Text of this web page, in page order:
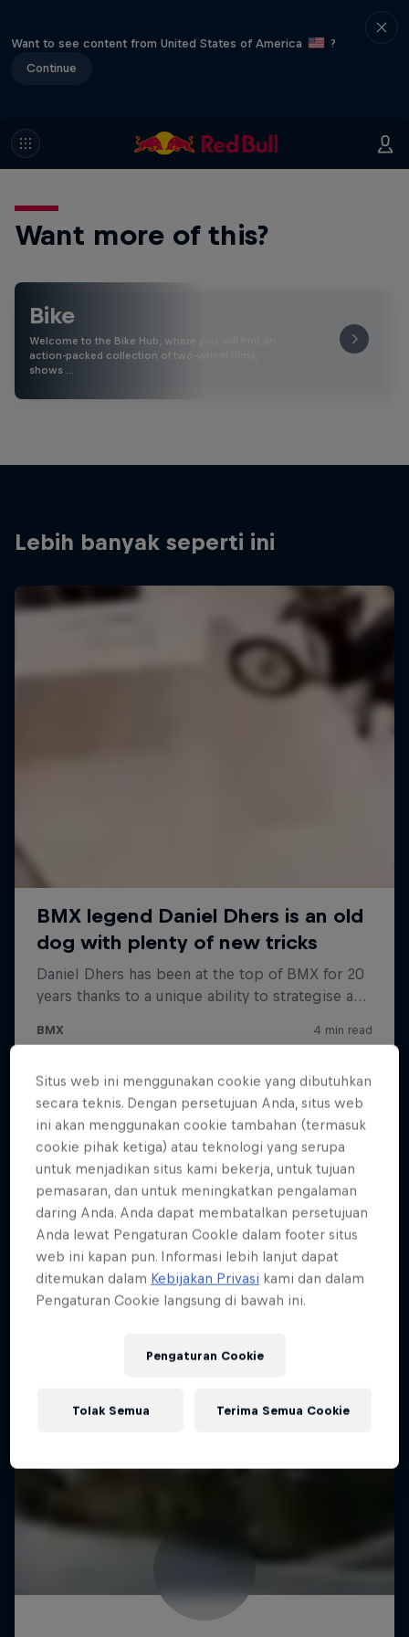
Want to see content from United States of America
?
Continue
Want more of this?
Bike
Welcome to the Bike Hub, where you will find an
action-packed collection of two-wheel films,
shows …
Lebih banyak seperti ini
Situs web ini menggunakan cookie yang dibutuhkan
secara teknis. Dengan persetujuan Anda, situs web
ini akan menggunakan cookie tambahan (termasuk
cookie pihak ketiga) atau teknologi yang serupa
untuk menjadikan situs kami bekerja, untuk tujuan
pemasaran, dan untuk meningkatkan pengalaman
daring Anda. Anda dapat membatalkan persetujuan
Anda lewat Pengaturan CookIe dalam footer situs
web ini kapan pun. Informasi lebih lanjut dapat
ditemukan dalam Kebijakan Privasi kami dan dalam
Pengaturan Cookie langsung di bawah ini.
Pengaturan Cookie
Tolak Semua Terima Semua Cookie